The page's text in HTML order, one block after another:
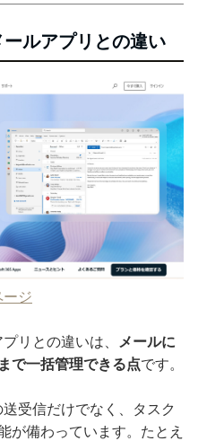
ルアプリとの違い
ジ
リとの違いは、
メールに
で一括管理できる点です。
受信だけでなく、タスク
が備わっています。たとえ